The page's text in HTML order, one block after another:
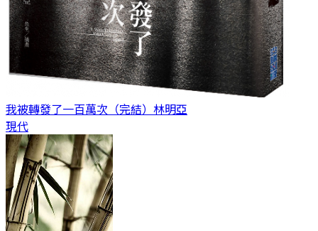
我被轉發了一百萬次（完結） 林明亞
現代